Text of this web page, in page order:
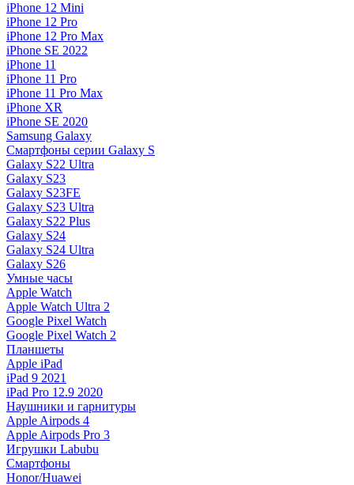
iPhone 12 Mini
iPhone 12 Pro
iPhone 12 Pro Max
iPhone SE 2022
iPhone 11
iPhone 11 Pro
iPhone 11 Pro Max
iPhone XR
iPhone SE 2020
Samsung Galaxy
Смартфоны серии Galaxy S
Galaxy S22 Ultra
Galaxy S23
Galaxy S23FE
Galaxy S23 Ultra
Galaxy S22 Plus
Galaxy S24
Galaxy S24 Ultra
Galaxy S26
Умные часы
Apple Watch
Apple Watch Ultra 2
Google Pixel Watch
Google Pixel Watch 2
Планшеты
Apple iPad
iPad 9 2021
iPad Pro 12.9 2020
Наушники и гарнитуры
Apple Airpods 4
Apple Airpods Pro 3
Игрушки Labubu
Смартфоны
Honor/Huawei